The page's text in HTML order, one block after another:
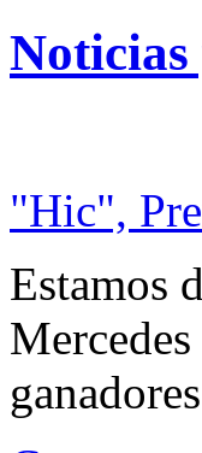
Noticias
"Hic",
Estamos